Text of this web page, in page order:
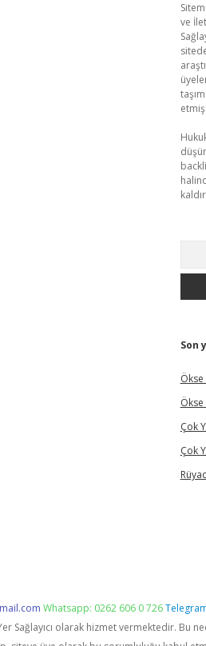
ve
etmiş
Son
Çok
Çok
Whatsapp: 0262 606 0 726
Sağlayıcı olarak hizmet vermektedir.